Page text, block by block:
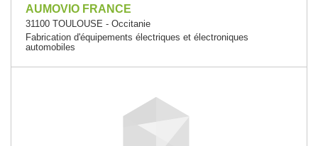
AUMOVIO FRANCE
31100 TOULOUSE - Occitanie
Fabrication d'équipements électriques et électroniques
automobiles